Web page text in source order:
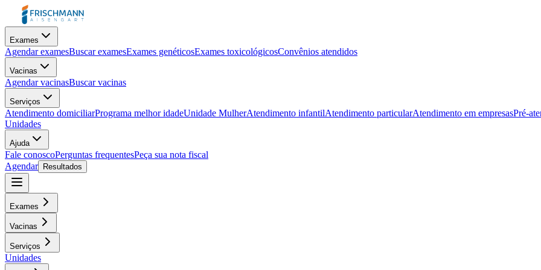
Exames
Agendar examesBuscar examesExames genéticosExames toxicológicosConvênios atendidos
Vacinas
Agendar vacinasBuscar vacinas
Serviços
Atendimento domiciliarPrograma melhor idadeUnidade MulherAtendimento infantilAtendimento particularAtendimento em empresasPré-
Unidades
Ajuda
Fale conoscoPerguntas frequentesPeça sua nota fiscal
Agendar
Resultados
Exames
Vacinas
Serviços
Unidades